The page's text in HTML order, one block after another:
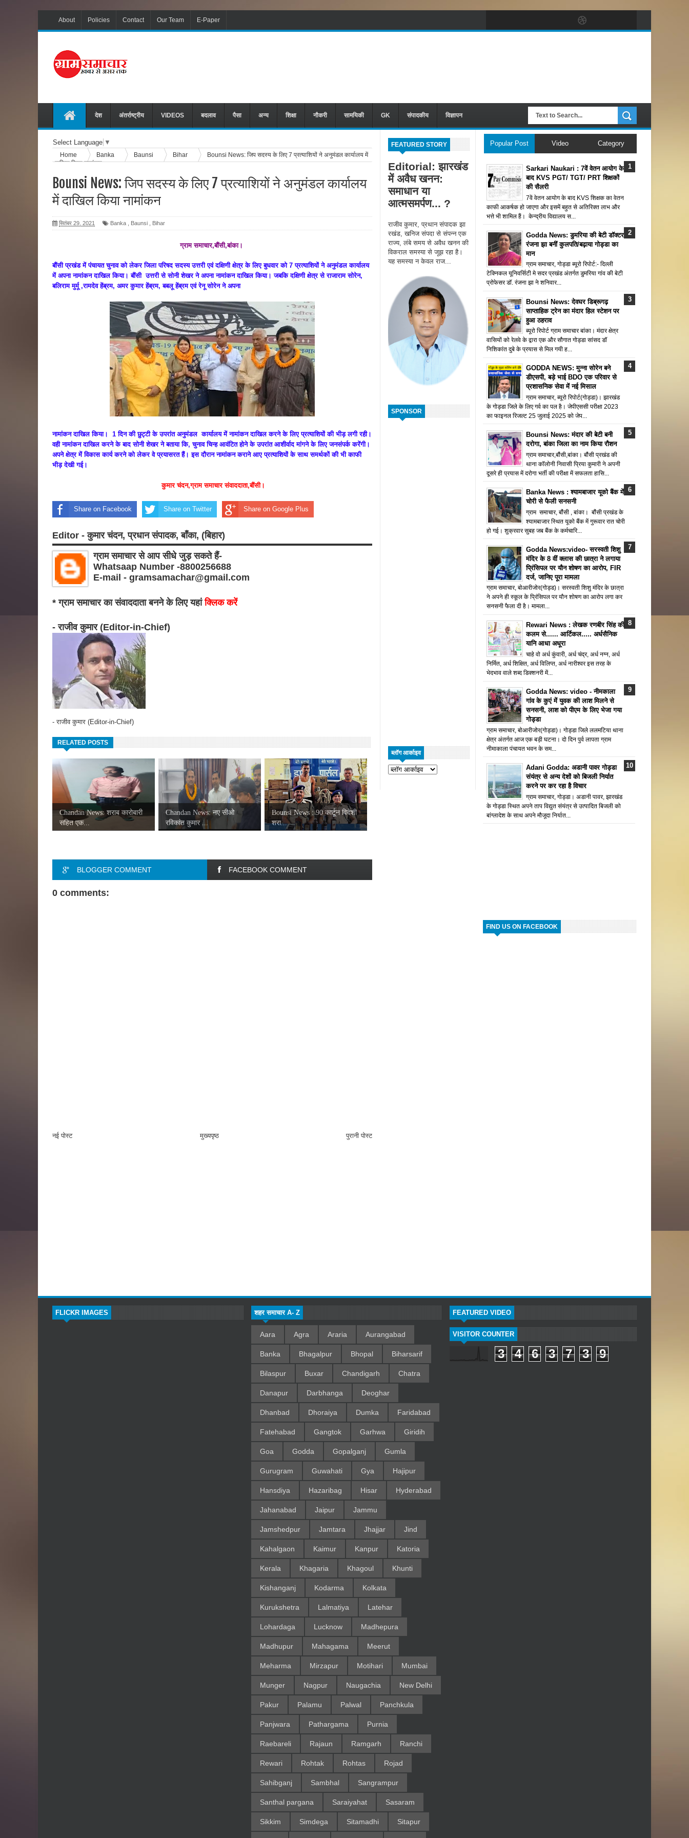
About Policies Contact Our Team E-Paper
देश अंतर्राष्ट्रीय VIDEOS बदलाव पैसा अन्य शिक्षा नौकरी सामयिकी GK संपादकीय विज्ञापन
FEATURED STORY
Editorial: झारखंड
में अवैध खनन:
समाधान या
आत्मसमर्पण... ?
राजीव कुमार, प्रथान संपादक झा
रखंड, खनिज संपदा से संपन्न एक
राज्य, लंबे समय से अवैध खनन की
विकराल समस्या से जूझ रहा है।
यह समस्या न केवल राज...
SPONSOR
ब्लॉग आर्काइव
Select Language ▼
Home Banka Baunsi Bihar
Bounsi News: जिप सदस्य के लिए 7 प्रत्याशियों ने अनुमंडल कार्यालय में
दाखिल किया नामांकन
Bounsi News: जिप सदस्य के लिए 7 प्रत्याशियों ने अनुमंडल कार्यालय
में दाखिल किया नामांकन
सितंबर 29, 2021 Banka Baunsi Bihar
ग्राम समाचार,बौंसी,बांका।
बौंसी प्रखंड में पंचायत चुनाव को लेकर जिला परिषद सदस्य उत्तरी एवं दक्षिणी क्षेत्र के लिए बुधवार को 7 प्रत्याशियों ने अनुमंडल कार्यालय
में अपना नामांकन दाखिल किया। बौंसी उत्तरी से सोनी शेखर ने अपना नामांकन दाखिल किया। जबकि दक्षिणी क्षेत्र से राजाराम सोरेन,
बलिराम मुर्मू ,रामदेव हेंब्रम, अमर कुमार हेंब्रम, बबलू हेंब्रम एवं रेनू सोरेन ने अपना
नामांकन दाखिल किया। 1 दिन की छुट्टी के उपरांत अनुमंडल कार्यालय में नामांकन दाखिल करने के लिए प्रत्याशियों की भीड़ लगी रही।
वही नामांकन दाखिल करने के बाद सोनी शेखर ने बताया कि, चुनाव चिन्ह आवंटित होने के उपरांत आशीर्वाद मांगने के लिए जनसंपर्क करेंगी।
अपने क्षेत्र में विकास कार्य करने को लेकर वे प्रयासरत हैं। इस दौरान नामांकन कराने आए प्रत्याशियों के साथ समर्थकों की भी काफी
भीड़ देखी गई।
कुमार चंदन,ग्राम समाचार संवाददाता,बौंसी।
Share on Facebook Share on Twitter Share on Google Plus
Editor - कुमार चंदन, प्रधान संपादक, बाँका, (बिहार)
ग्राम समाचार से आप सीधे जुड़ सकते हैं-
Whatsaap Number -8800256688
E-mail - gramsamachar@gmail.com
* ग्राम समाचार का संवाददाता बनने के लिए यहांक्लिक करें
- राजीव कुमार (Editor-in-Chief)
- राजीव कुमार (Editor-in-Chief)
RELATED POSTS
Chandan News: शराब कारोबारी
सहित एक...
Chandan News: नए सीओ
रविकांत कुमार ...
Bounsi News : 90 कार्टून विदेशी
शरा...
BLOGGER COMMENT FACEBOOK COMMENT
0 comments:
नई पोस्ट पुरानी पोस्ट
मुख्यपृष्ठ
Popular Post Video Category
Sarkari Naukari : 7वें वेतन आयोग के
बाद KVS PGT/ TGT/ PRT शिक्षकों
की सैलरी
7वें वेतन आयोग के बाद KVS शिक्षक का वेतन
काफी आकर्षक हो जाएगा और इसमें बहुत से अतिरिक्त लाभ और
भत्ते भी शामिल हैं। केन्द्रीय विद्यालय स...
Godda News: डुमरिया की बेटी डॉक्टर
रंजना झा बनीं कुलपति/बढ़ाया गोड्डा का
मान
ग्राम समाचार, गोड्डा ब्यूरो रिपोर्ट:- दिल्ली
टेक्निकल यूनिवर्सिटी मे सदर प्रखंड अंतर्गत डुमरिया गांव की बेटी
प्रोफेसर डॉ. रंजना झा ने शनिवार...
Bounsi News: देवघर डिब्रूगढ़
साप्ताहिक ट्रेन का मंदार हिल स्टेशन पर
हुआ ठहराव
ब्यूरो रिपोर्ट ग्राम समाचार बांका। मंदार क्षेत्र
वासियों को रेलवे के द्वारा एक और सौगात गोड्डा सांसद डॉ
निशिकांत दुबे के प्रयास से मिल गयी ह...
GODDA NEWS: मुन्ना सोरेन बने
डीएसपी, बड़े भाई BDO एक परिवार से
प्रशासनिक सेवा में नई मिसाल
ग्राम समाचार, ब्यूरो रिपोर्ट(गोड्डा)। झारखंड
के गोड्डा जिले के लिए गर्व का पल है। जेपीएससी परीक्षा 2023
का फाइनल रिजल्ट 25 जुलाई 2025 को जेप...
Bounsi News: मंदार की बेटी बनी
दरोगा, बांका जिला का नाम किया रौशन
ग्राम समाचार,बौंसी,बांका। बौंसी प्रखंड की
थाना कॉलोनी निवासी प्रिया कुमारी ने अपनी
दूसरे ही प्रयास में दरोगा भर्ती की परीक्षा में सफलता हासि...
Banka News : श्यामबाजार यूको बैंक में
चोरी से फैली सनसनी
ग्राम समाचार, बौंसी , बांका। बौंसी प्रखंड के
श्यामबाजार स्थित यूको बैंक में गुरूवार रात चोरी
हो गई। शुक्रवार सुबह जब बैंक के कर्मचारि...
Godda News:video- सरस्वती शिशु
मंदिर के 8 वीं क्लास की छात्रा ने लगाया
प्रिंसिपल पर यौन शोषण का आरोप, FIR
दर्ज, जानिए पूरा मामला
ग्राम समाचार, बोआरीजोर(गोड्ड)। सरस्वती शिशु मंदिर के छात्रा
ने अपने ही स्कूल के प्रिंसिपल पर यौन शोषण का आरोप लगा कर
सनसनी फैला दी है। मामला...
Rewari News : लेखक रणबीर सिंह की
कलम से...... आर्टिकल..... अर्धसैनिक
यानि आधा अधूरा
चाहे वो अर्ध कुंवारी, अर्ध चंद्र, अर्ध नग्न, अर्ध
निर्मित, अर्ध शिक्षित, अर्ध विलिप्त, अर्ध नारीश्वर इस तरह के
भेदभाव वाले शब्द डिक्शनरी में...
Godda News: video - नीमकाला
गांव के कुएं में युवक की लाश मिलने से
सनसनी, लाश को पीएम के लिए भेजा गया
गोड्डा
ग्राम समाचार, बोआरीजोर(गोड्डा)। गोड्डा जिले ललमटिया थाना
क्षेत्र अंतर्गत आज एक बड़ी घटना। दो दिन पुर्व लापता ग्राम
नीमाकाला पंचायत भवन के सम...
Adani Godda: अडानी पावर गोड्डा
संयंत्र से अन्य देशों को बिजली निर्यात
करने पर कर रहा है विचार
ग्राम समाचार, गोड्डा। अडानी पावर, झारखंड
के गोड्डा स्थित अपने ताप विद्युत संयंत्र से उत्पादित बिजली को
बांग्लादेश के साथ अपने मौजूदा निर्यात...
FIND US ON FACEBOOK
FLICKR IMAGES शहर समाचार A- Z
Aara Agra Araria Aurangabad
Banka Bhagalpur Bhopal Biharsarif
Bilaspur Buxar Chandigarh Chatra
Danapur Darbhanga Deoghar
Dhanbad Dhoraiya Dumka Faridabad
Fatehabad Gangtok Garhwa Giridih
Goa Godda Gopalganj Gumla
Gurugram Guwahati Gya Hajipur
Hansdiya Hazaribag Hisar Hyderabad
Jahanabad Jaipur Jammu
Jamshedpur Jamtara Jhajjar Jind
Kahalgaon Kaimur Kanpur Katoria
Kerala Khagaria Khagoul Khunti
Kishanganj Kodarma Kolkata
Kurukshetra Lalmatiya Latehar
Lohardaga Lucknow Madhepura
Madhupur Mahagama Meerut
Meharma Mirzapur Motihari Mumbai
Munger Nagpur Naugachia New Delhi
Pakur Palamu Palwal Panchkula
Panjwara Pathargama Purnia
Raebareli Rajaun Ramgarh Ranchi
Rewari Rohtak Rohtas Rojad
Sahibganj Sambhal Sangrampur
Santhal pargana Saraiyahat Sasaram
Sikkim Simdega Sitamadhi Sitapur
FEATURED VIDEO
VISITOR COUNTER
3 4 6 3 7 3 9